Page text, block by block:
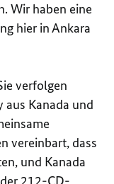
Wir haben eine
hier in Ankara
verfolgen
aus Kanada und
vereinbart, dass
und Kanada